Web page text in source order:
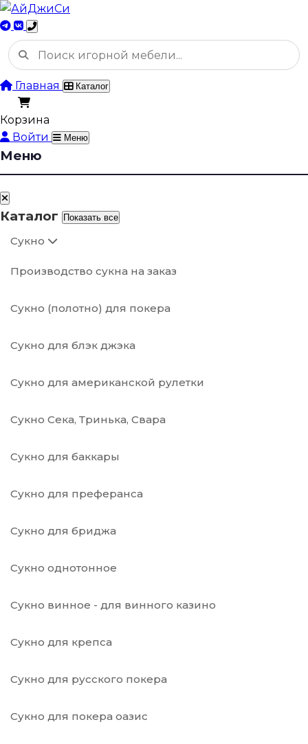
Главная Каталог
Корзина
Войти
Меню
Меню
Каталог Показать все
Сукно
Производство сукна на заказ
Сукно (полотно) для покера
Сукно для блэк джэка
Сукно для американской рулетки
Сукно Сека, Тринька, Свара
Сукно для баккары
Сукно для преферанса
Сукно для бриджа
Сукно однотонное
Сукно винное - для винного казино
Сукно для крепса
Сукно для русского покера
Сукно для покера оазис